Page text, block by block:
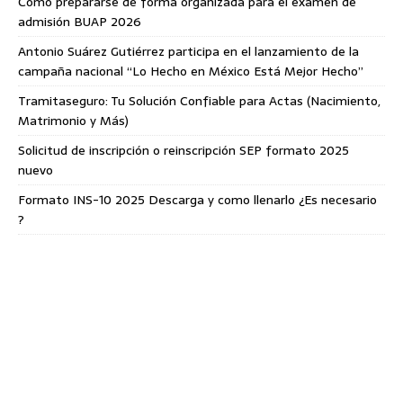
admisión BUAP 2026
Antonio Suárez Gutiérrez participa en el lanzamiento de la
campaña nacional “Lo Hecho en México Está Mejor Hecho”
Tramitaseguro: Tu Solución Confiable para Actas (Nacimiento,
Matrimonio y Más)
Solicitud de inscripción o reinscripción SEP formato 2025
nuevo
Formato INS-10 2025 Descarga y como llenarlo ¿Es necesario
?